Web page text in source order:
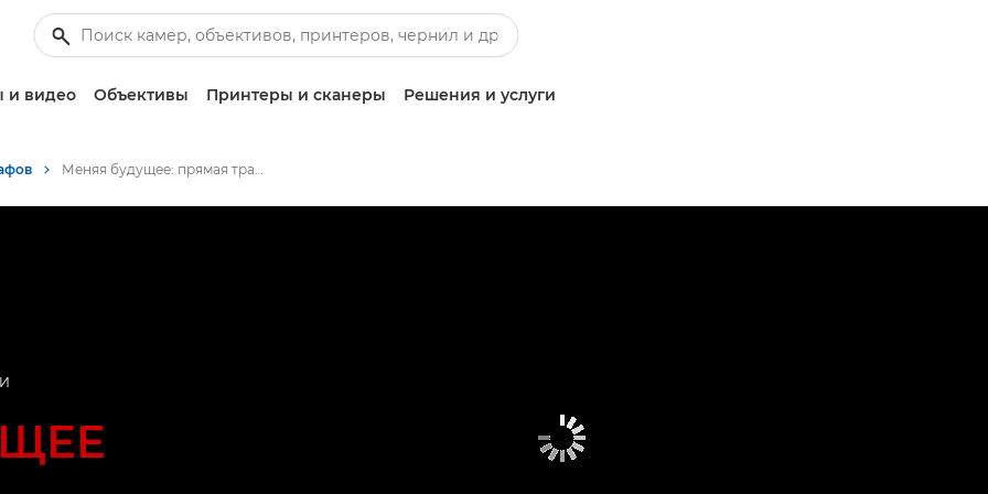
и видео Объективы Принтеры и сканеры Решения и услуги
Меняя будущее: прямая трансляция события. Смотрите прямую трансляцию здесь. 09.07.2020 - 14:00 CEST